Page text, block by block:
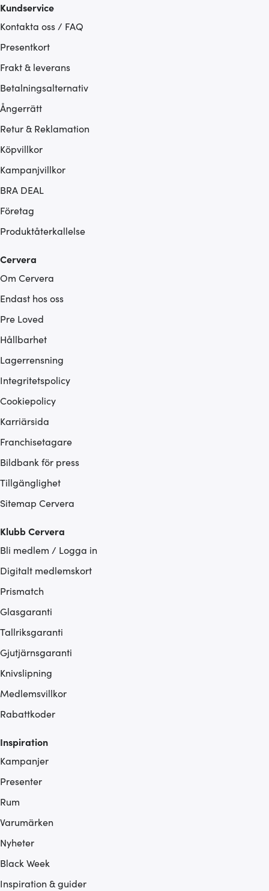
Kundservice
Kontakta oss / FAQ
Presentkort
Frakt & leverans
Betalningsalternativ
Ångerrätt
Retur & Reklamation
Köpvillkor
Kampanjvillkor
BRA DEAL
Företag
Produktåterkallelse
Cervera
Om Cervera
Endast hos oss
Pre Loved
Hållbarhet
Lagerrensning
Integritetspolicy
Cookiepolicy
Karriärsida
Franchisetagare
Bildbank för press
Tillgänglighet
Sitemap Cervera
Klubb Cervera
Bli medlem / Logga in
Digitalt medlemskort
Prismatch
Glasgaranti
Tallriksgaranti
Gjutjärnsgaranti
Knivslipning
Medlemsvillkor
Rabattkoder
Inspiration
Kampanjer
Presenter
Rum
Varumärken
Nyheter
Black Week
Inspiration & guider